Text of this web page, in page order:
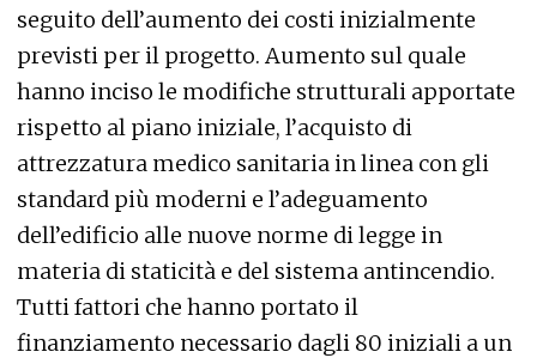
seguito dell’aumento dei costi inizialmente
previsti per il progetto. Aumento sul quale
hanno inciso le modifiche strutturali apportate
rispetto al piano iniziale, l’acquisto di
attrezzatura medico sanitaria in linea con gli
standard più moderni e l’adeguamento
dell’edificio alle nuove norme di legge in
materia di staticità e del sistema antincendio.
Tutti fattori che hanno portato il
finanziamento necessario dagli 80 iniziali a un